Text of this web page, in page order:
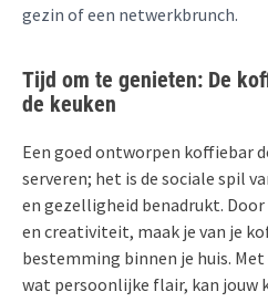
gezin of een netwerkbrunch.
Tijd om te genieten: De
de keuken
Een goed ontworpen koffiebar
serveren; het is de sociale spil
en gezelligheid benadrukt.
en creativiteit, maak je van je
bestemming binnen je huis.
wat persoonlijke flair, kan jouw